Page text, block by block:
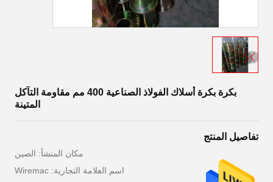
بكرة بكرة أسلاك الفولاذ الصناعية 400 مم مقاومة التآكل
المتينة
تفاصيل المنتج
مكان المنشأ: الصين
اسم العلامة التجارية: Wiremac